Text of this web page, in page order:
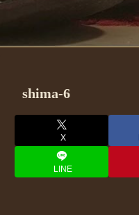
shima-6
X
LINE